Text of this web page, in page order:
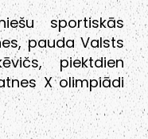
sportiskās
pauda Valsts
piektdien
X olimpiādi